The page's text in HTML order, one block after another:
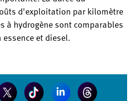
d'exploitation par kilomètre
à hydrogène sont comparables
essence et diesel.